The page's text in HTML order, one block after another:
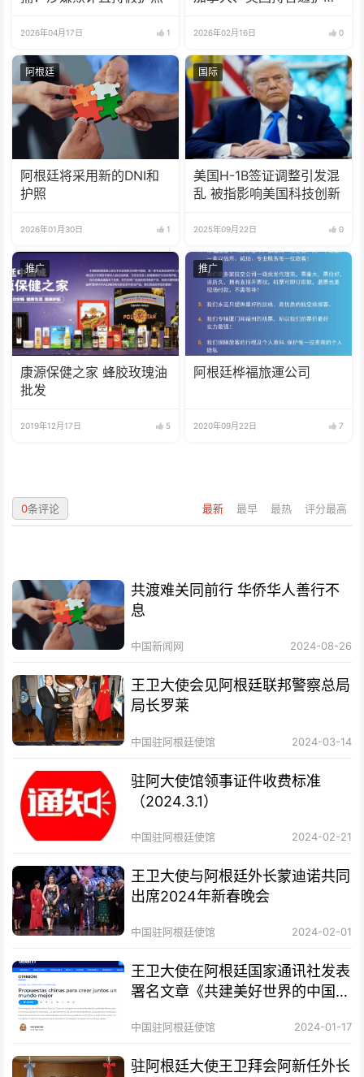
2026年04月17日 1 2026年02月16日 0
阿根廷
阿根廷将采用新的DNI和
护照
2026年01月30日 1
国际
美国H-1B签证调整引发混
乱 被指影响美国科技创新
2025年09月22日 0
推广
康源保健之家 蜂胶玫瑰油
批发
2019年12月17日 5
推广
阿根廷桦福旅運公司
2020年09月22日 7
最新 最早 最热 评分最高
0条评论
共渡难关同前行 华侨华人善行不
息
中国新闻网 2024-08-26
王卫大使会见阿根廷联邦警察总局
局长罗莱
中国驻阿根廷使馆 2024-03-14
驻阿大使馆领事证件收费标准
（2024.3.1）
中国驻阿根廷使馆 2024-02-21
王卫大使与阿根廷外长蒙迪诺共同
出席2024年新春晚会
中国驻阿根廷使馆 2024-02-01
王卫大使在阿根廷国家通讯社发表
署名文章《共建美好世界的中国方
中国驻阿根廷使馆 2024-01-17
驻阿根廷大使王卫拜会阿新任外长